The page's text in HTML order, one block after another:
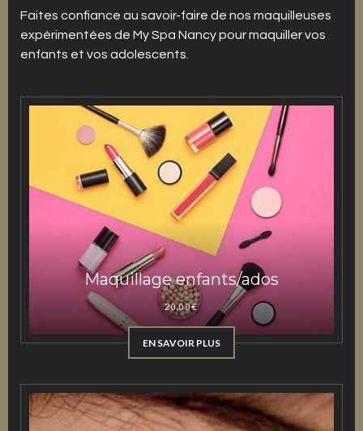
Faites confiance au savoir-faire de nos maquilleuses
expérimentées de My Spa Nancy pour maquiller vos
enfants et vos adolescents.
Maquillage enfants/ados
20,00€
EN SAVOIR PLUS